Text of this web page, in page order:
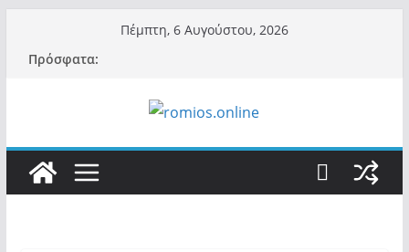
περιεχόμενο
Πέμπτη, 6 Αυγούστου, 2026
Πρόσφατα: